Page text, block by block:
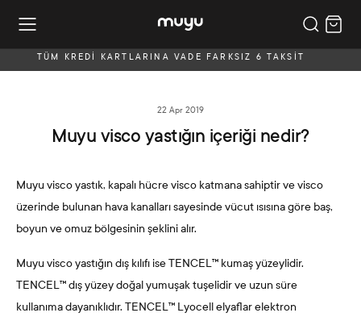
TÜM KREDİ KARTLARINA VADE FARKSIZ 6 TAKSİT
22 Apr 2019
Muyu visco yastığın içeriği nedir?
Muyu visco yastık, kapalı hücre visco katmana sahiptir ve visco
üzerinde bulunan hava kanalları sayesinde vücut ısısına göre baş,
boyun ve omuz bölgesinin şeklini alır.
Muyu visco yastığın dış kılıfı ise TENCEL™ kumaş yüzeylidir.
TENCEL™ dış yüzey doğal yumuşak tuşelidir ve uzun süre
kullanıma dayanıklıdır. TENCEL™ Lyocell elyaflar elektron